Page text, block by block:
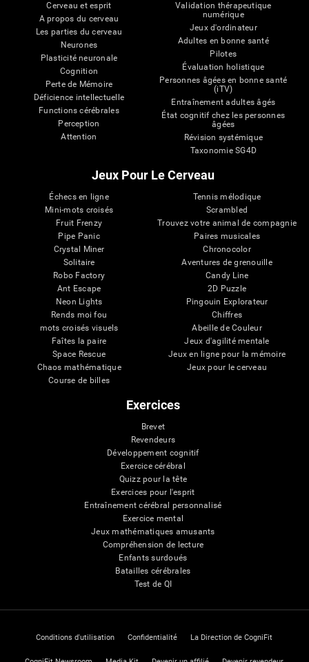
Cerveau et esprit
A propos du cerveau
Les parties du cerveau
Neurones
Plasticité neuronale
Cognition
Perte de Mémoire
Déficience intellectuelle
Functions cérébrales
Perception
Attention
Validation thérapeutique
numérique
Jeux d'ordinateur
Adultes en bonne santé
Pilotes
Évaluation holistique
Personnes âgées en bonne santé
(iTV)
Entraînement adultes âgés
État cognitif chez les personnes
âgées
Révision systémique
Taxonomie SG4D
Jeux Pour Le Cerveau
Échecs en ligne
Mini-mots croisés
Fruit Frenzy
Pipe Panic
Crystal Miner
Solitaire
Robo Factory
Ant Escape
Neon Lights
Rends moi fou
mots croisés visuels
Faîtes la paire
Space Rescue
Chaos mathématique
Course de billes
Tennis mélodique
Scrambled
Trouvez votre animal de compagnie
Paires musicales
Chronocolor
Aventures de grenouille
Candy Line
2D Puzzle
Pingouin Explorateur
Chiffres
Abeille de Couleur
Jeux d'agilité mentale
Jeux en ligne pour la mémoire
Jeux pour le cerveau
Exercices
Brevet
Revendeurs
Développement cognitif
Exercice cérébral
Quizz pour la tête
Exercices pour l'esprit
Entraînement cérébral personnalisé
Exercice mental
Jeux mathématiques amusants
Compréhension de lecture
Enfants surdoués
Batailles cérébrales
Test de QI
Conditions d'utilisation Confidentialité La Direction de CogniFit